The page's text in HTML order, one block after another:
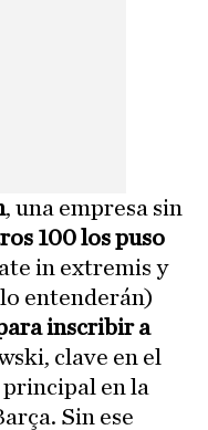
, una empresa sin
100 los puso
in extremis y
entenderán)
inscribir a
clave en el
en la
Sin ese